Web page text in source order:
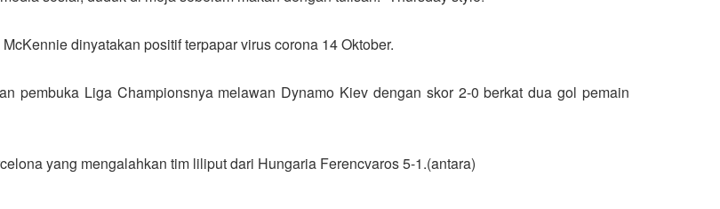
dinyatakan positif terpapar virus corona 14 Oktober.
pembuka Liga Championsnya melawan Dynamo Kiev dengan skor 2-0 berkat dua gol pemain
yang mengalahkan tim liliput dari Hungaria Ferencvaros 5-1.(antara)